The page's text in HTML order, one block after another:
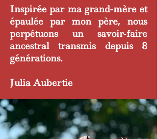
Inspirée par ma grand-mère et
épaulée par mon père, nous
perpétuons un savoir-faire
ancestral transmis depuis 8
générations.
Julia Aubertie